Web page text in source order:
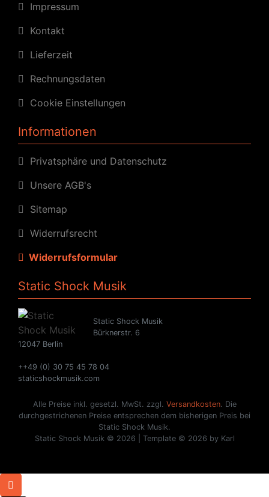
Impressum
Kontakt
Lieferzeit
Rechnungsdaten
Cookie Einstellungen
Informationen
Privatsphäre und Datenschutz
Unsere AGB's
Sitemap
Widerrufsrecht
Widerrufsformular
Static Shock Musik
Static Shock Musik
Bürknerstr. 6
12047 Berlin
++49 (0) 30 75 45 78 04
staticshockmusik.com
Alle Preise inkl. gesetzl. MwSt. zzgl. Versandkosten. Die
durchgestrichenen Preise entsprechen dem bisherigen Preis bei
Static Shock Musik.
Static Shock Musik © 2026 | Template © 2026 by Karl